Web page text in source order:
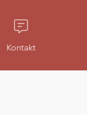
Kontakt